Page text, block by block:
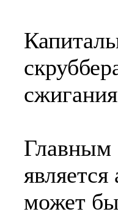
сжигания
Главным
может